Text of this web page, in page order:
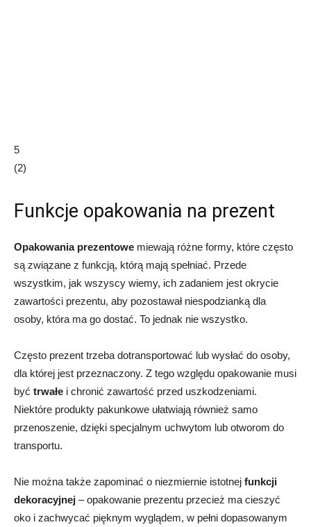
5
(2)
Funkcje opakowania na prezent
Opakowania prezentowe miewają różne formy, które często
są związane z funkcją, którą mają spełniać. Przede
wszystkim, jak wszyscy wiemy, ich zadaniem jest okrycie
zawartości prezentu, aby pozostawał niespodzianką dla
osoby, która ma go dostać. To jednak nie wszystko.
Często prezent trzeba dotransportować lub wysłać do osoby,
dla której jest przeznaczony. Z tego względu opakowanie musi
być trwałe i chronić zawartość przed uszkodzeniami.
Niektóre produkty pakunkowe ułatwiają również samo
przenoszenie, dzięki specjalnym uchwytom lub otworom do
transportu.
Nie można także zapominać o niezmiernie istotnej funkcji
dekoracyjnej – opakowanie prezentu przecież ma cieszyć
oko i zachwycać pięknym wyglądem, w pełni dopasowanym